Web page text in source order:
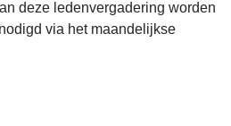
deze ledenvergadering worden
via het maandelijkse